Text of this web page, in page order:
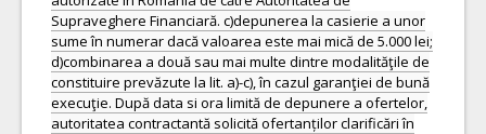
Supraveghere Financiară. c)depunerea la casierie a unor
sume în numerar dacă valoarea este mai mică de 5.000 lei;
d)combinarea a două sau mai multe dintre modalităţile de
constituire prevăzute la lit. a)-c), în cazul garanţiei de bună
execuţie. După data si ora limită de depunere a ofertelor,
autoritatea contractantă solicită ofertanților clarificări în